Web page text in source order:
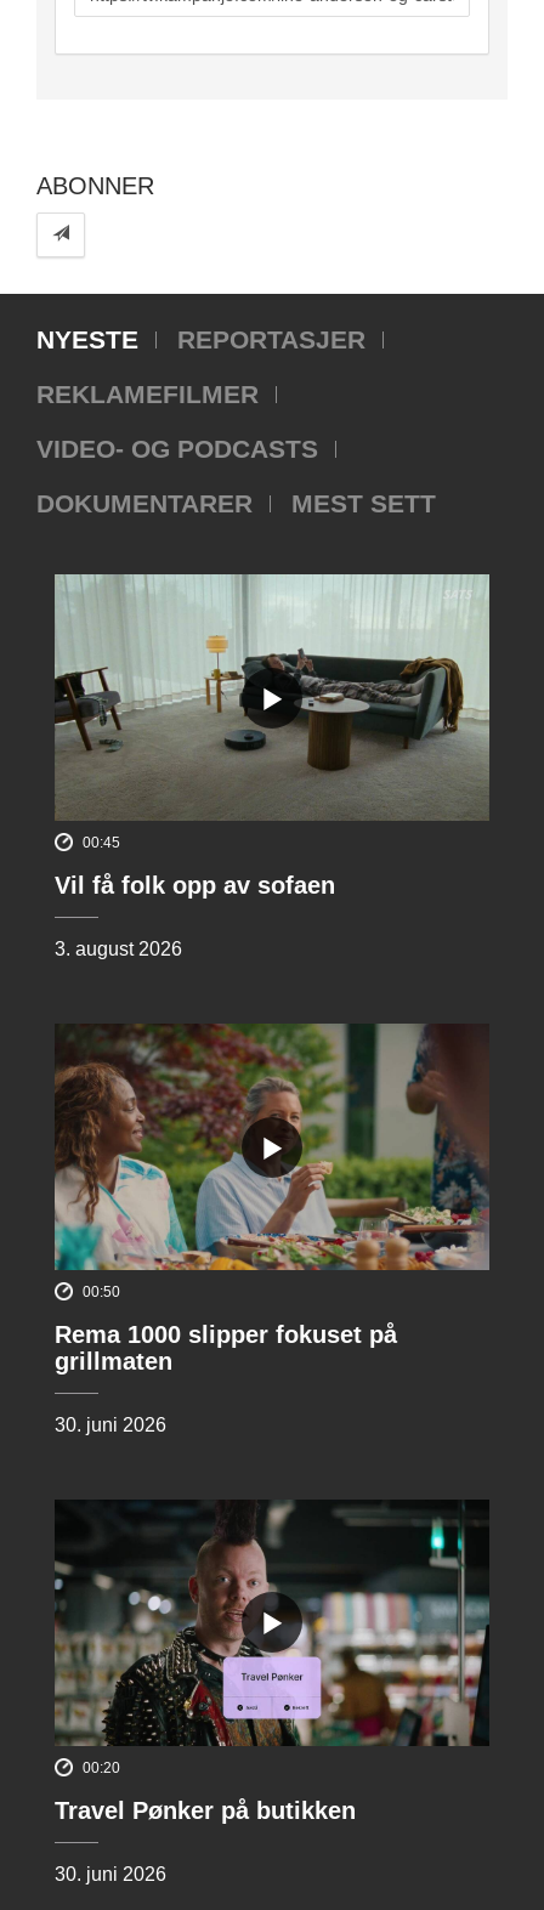
to
ABONNER
NYESTE
REPORTASJER
REKLAMEFILMER
VIDEO- OG PODCASTS
DOKUMENTARER
MEST SETT
00:45
Vil få folk opp av sofaen
3. august 2026
00:50
Rema 1000 slipper fokuset på
grillmaten
30. juni 2026
00:20
Travel Pønker på butikken
30. juni 2026